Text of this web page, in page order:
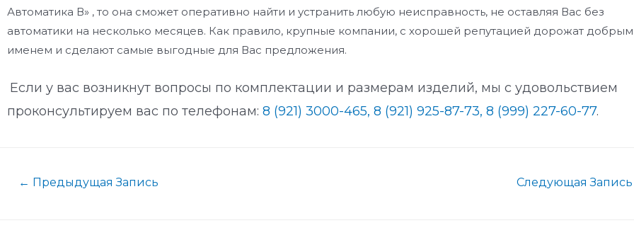
Автоматика В» , то она сможет оперативно найти и устранить любую неисправность, не оставляя Вас без
автоматики на несколько месяцев. Как правило, крупные компании, с хорошей репутацией дорожат добрым
именем и сделают самые выгодные для Вас предложения.
Если у вас возникнут вопросы по комплектации и размерам изделий, мы с удовольствием
проконсультируем вас по телефонам: 8 (921) 3000-465, 8 (921) 925-87-73, 8 (999) 227-60-77.
← Предыдущая Запись Следующая Запись